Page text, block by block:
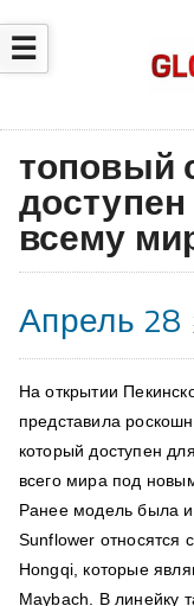
☰
топовый
всему
Апрель 28
На открытии
представила
который доступен
всего мира под
Ранее модель была
Sunflower
Hongqi, которые
Maybach. В линейку